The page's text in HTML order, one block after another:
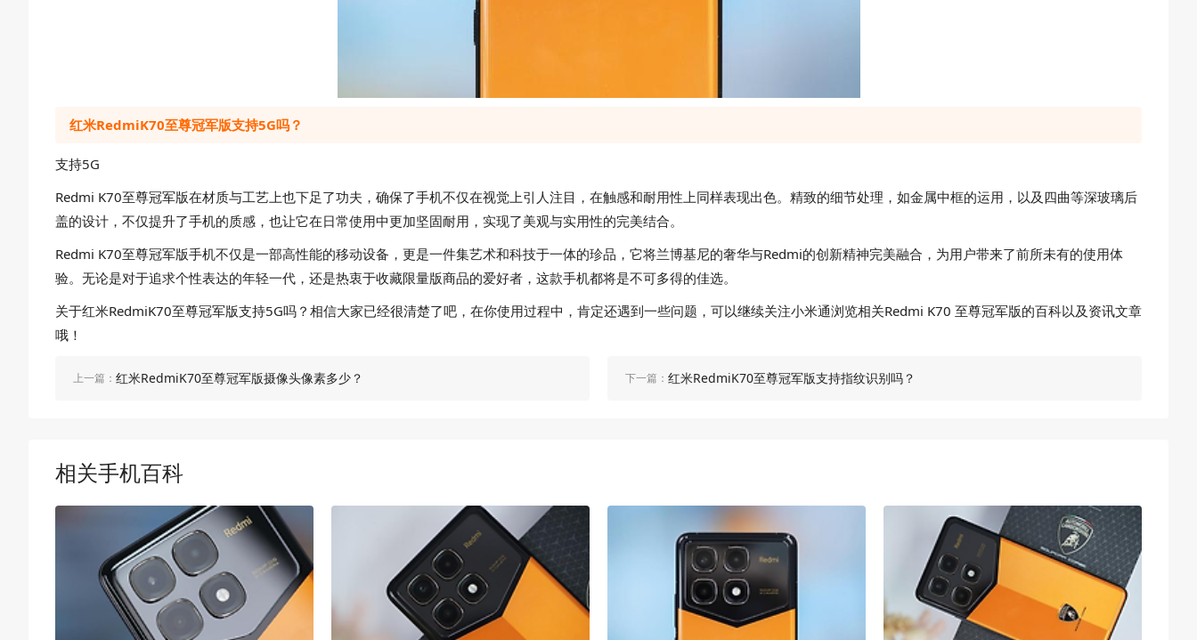
红米RedmiK70至尊冠军版支持5G吗？
支持5G
Redmi K70至尊冠军版在材质与工艺上也下足了功夫，确保了手机不仅在视觉上引人注目，在触感和耐用性上同样表现出色。精致的细节处理，如金属中框的运用，以及四曲等深玻璃后
盖的设计，不仅提升了手机的质感，也让它在日常使用中更加坚固耐用，实现了美观与实用性的完美结合。
Redmi K70至尊冠军版手机不仅是一部高性能的移动设备，更是一件集艺术和科技于一体的珍品，它将兰博基尼的奢华与Redmi的创新精神完美融合，为用户带来了前所未有的使用体
验。无论是对于追求个性表达的年轻一代，还是热衷于收藏限量版商品的爱好者，这款手机都将是不可多得的佳选。
关于红米RedmiK70至尊冠军版支持5G吗？相信大家已经很清楚了吧，在你使用过程中，肯定还遇到一些问题，可以继续关注小米通浏览相关Redmi K70 至尊冠军版的百科以及资讯文章
哦！
上一篇： 红米RedmiK70至尊冠军版摄像头像素多少？ 下一篇： 红米RedmiK70至尊冠军版支持指纹识别吗？
相关手机百科